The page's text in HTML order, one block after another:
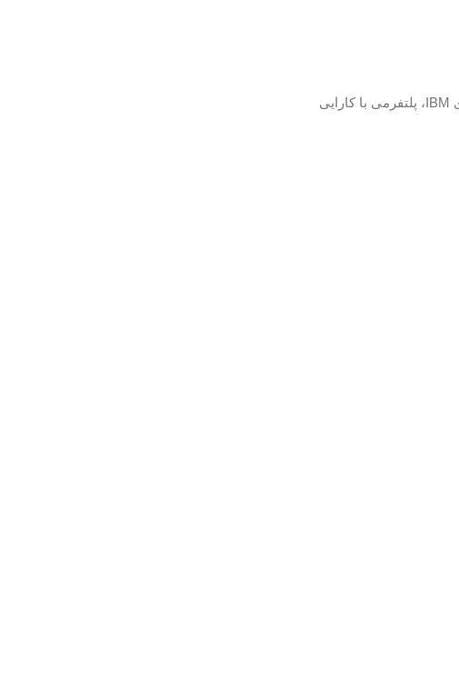
آیا به دنبال سرورهای قدرتمند و مطمئن برای دیتابیس‌ها و برنامه‌های حیاتی خود هستید؟ فنی و مهندسی ارتباط ساز با ارائه سرورهای IBM، پلتفرمی با کارایی